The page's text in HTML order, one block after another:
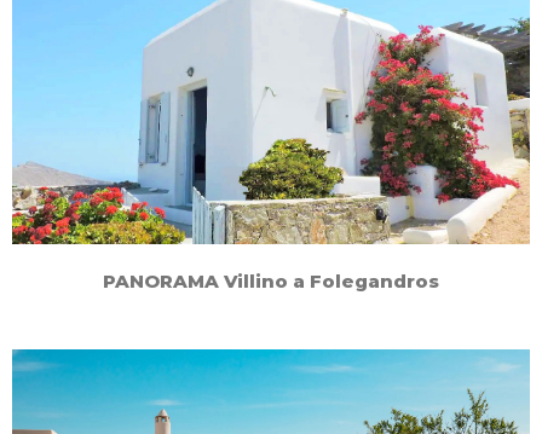
PANORAMA Villino a Folegandros